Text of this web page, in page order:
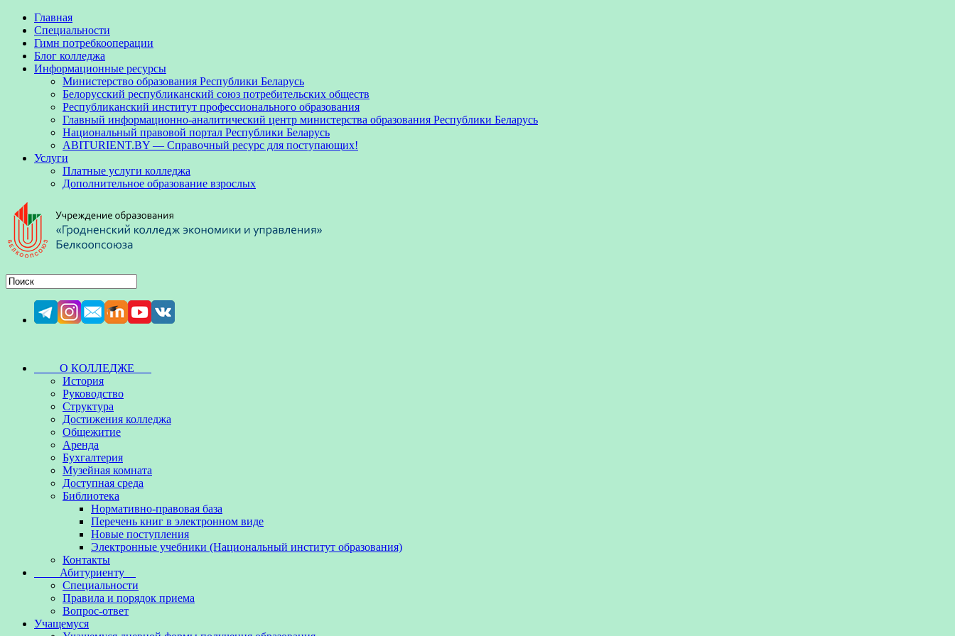
Главная
Специальности
Гимн потребкооперации
Блог колледжа
Информационные ресурсы
Министерство образования Республики Беларусь
Белорусский республиканский союз потребительских обществ
Республиканский институт профессионального образования
Главный информационно-аналитический центр министерства образования Республики Беларусь
Национальный правовой портал Республики Беларусь
ABITURIENT.BY — Справочный ресурс для поступающих!
Услуги
Платные услуги колледжа
Дополнительное образование взрослых
О КОЛЛЕДЖЕ
История
Руководство
Структура
Достижения колледжа
Общежитие
Аренда
Бухгалтерия
Музейная комната
Доступная среда
Библиотека
Нормативно-правовая база
Перечень книг в электронном виде
Новые поступления
Электронные учебники (Национальный институт образования)
Контакты
Абитуриенту
Специальности
Правила и порядок приема
Вопрос-ответ
Учащемуся